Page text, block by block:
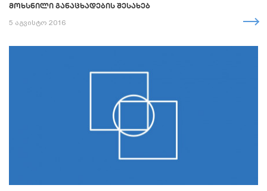
ᲛᲝᲮᲡᲜᲘᲚᲘ ᲒᲐᲜᲐᲪᲮᲐᲓᲔᲑᲘᲡ ᲨᲔᲡᲐᲮᲔᲑ
5 აგვისტო 2016